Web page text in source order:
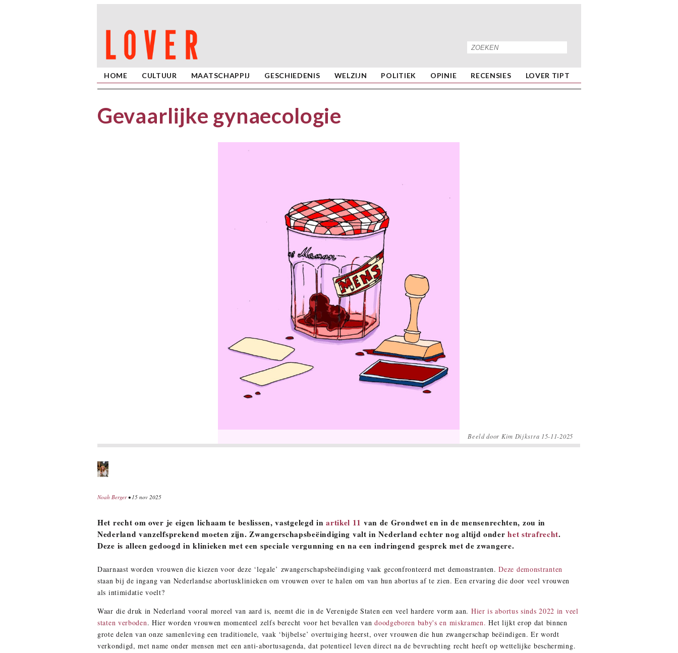
HOME CULTUUR MAATSCHAPPIJ GESCHIEDENIS WELZIJN POLITIEK OPINIE RECENSIES LOVER TIPT
Gevaarlijke gynaecologie
Beeld door Kim Dijkstra 15-11-2025
Noah Berger• 15 nov 2025
Het recht om over je eigen lichaam te beslissen, vastgelegd inartikel 11 van de Grondwet en in de mensenrechten, zou in
Nederland vanzelfsprekend moeten zijn. Zwangerschapsbeëindiging valt in Nederland echter nog altijd onderhet strafrecht.
Deze is alleen gedoogd in klinieken met een speciale vergunning en na een indringend gesprek met de zwangere.
Daarnaast worden vrouwen die kiezen voor deze ‘legale’ zwangerschapsbeëindiging vaak geconfronteerd met demonstranten.Deze demonstranten
staan bij de ingang van Nederlandse abortusklinieken om vrouwen over te halen om van hun abortus af te zien. Een ervaring die door veel vrouwen
als intimidatie voelt?
Waar die druk in Nederland vooral moreel van aard is, neemt die in de Verenigde Staten een veel hardere vorm aan. Hier is abortus sinds 2022 in veel
staten verboden. Hier worden vrouwen momenteel zelfs berecht voor het bevallen vandoodgeboren baby's en miskramen. Het lijkt erop dat binnen
grote delen van onze samenleving een traditionele, vaak ‘bijbelse’ overtuiging heerst, over vrouwen die hun zwangerschap beëindigen. Er wordt
verkondigd, met name onder mensen met een anti-abortusagenda, dat potentieel leven direct na de bevruchting recht heeft op wettelijke bescherming.